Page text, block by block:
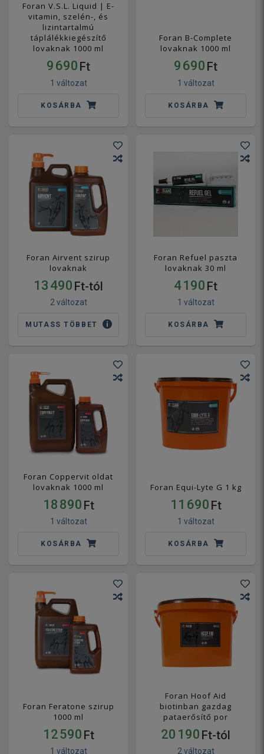
Foran V.S.L. Liquid | E-
vitamin, szelén-, és
lizintartalmú
táplálékkiegészítő
lovaknak 1000 ml
9 690 Ft
1 változat
KOSÁRBA
Foran B-Complete
lovaknak 1000 ml
9 690 Ft
1 változat
KOSÁRBA
Foran Airvent szirup
lovaknak
13 490 Ft-tól
2 változat
MUTASS TÖBBET
Foran Refuel paszta
lovaknak 30 ml
4 190 Ft
1 változat
KOSÁRBA
Foran Coppervit oldat
lovaknak 1000 ml
18 890 Ft
1 változat
KOSÁRBA
Foran Equi-Lyte G 1 kg
11 690 Ft
1 változat
KOSÁRBA
Foran Feratone szirup
1000 ml
12 590 Ft
1 változat
Foran Hoof Aid
biotinban gazdag
pataerősítő por
20 190 Ft-tól
2 változat